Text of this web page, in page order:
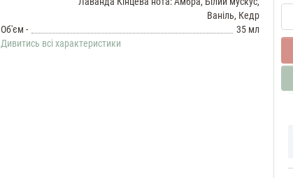
Ваніль, Кедр
Об'єм -
35 мл
Дивитись всі характеристики